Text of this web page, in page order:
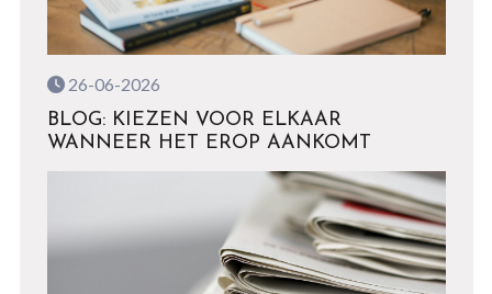
26-06-2026
BLOG: KIEZEN VOOR ELKAAR
WANNEER HET EROP AANKOMT